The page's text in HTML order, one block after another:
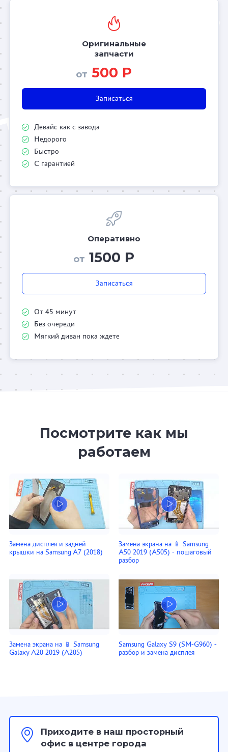
Оригинальные
запчасти
от 500 Р
Записаться
Девайс как с завода
Недорого
Быстро
С гарантией
Оперативно
от 1500 Р
Записаться
От 45 минут
Без очереди
Мягкий диван пока ждете
Посмотрите как мы
работаем
Замена дисплея и задней
крышки на Samsung A7 (2018)
Замена экрана на 📱 Samsung
A50 2019 (A505) - пошаговый
разбор
Замена экрана на 📱 Samsung
Galaxy A20 2019 (A205)
Samsung Galaxy S9 (SM-G960) -
разбор и замена дисплея
Приходите в наш просторный
офис в центре города